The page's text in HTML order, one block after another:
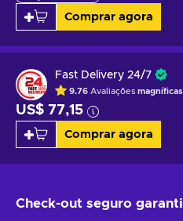
Comprar agora
Fast Delivery 24/7
9.76 Avaliações magníficas
US$ 77,15
Comprar agora
Check-out seguro